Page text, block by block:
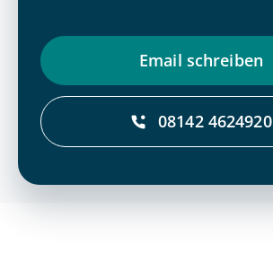
Email schrei­ben
08142 4624920